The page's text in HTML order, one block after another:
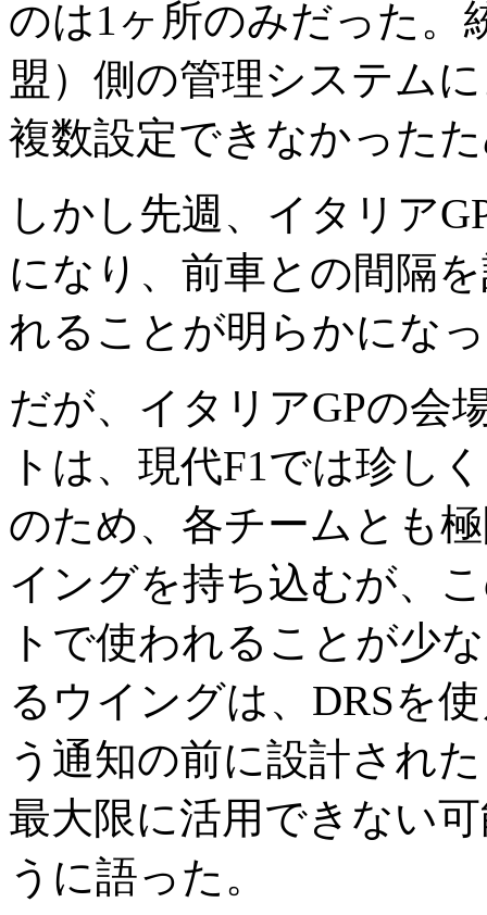
のは1ヶ所のみだった。
盟）側の管理システム
複数設定できなかった
しかし先週、イタリア
になり、前車との間隔
れることが明らかにな
だが、イタリアGPの会
トは、現代F1では珍し
のため、各チームとも
イングを持ち込むが、
トで使われることが少
るウイングは、DRSを
う通知の前に設計され
最大限に活用できない
うに語った。